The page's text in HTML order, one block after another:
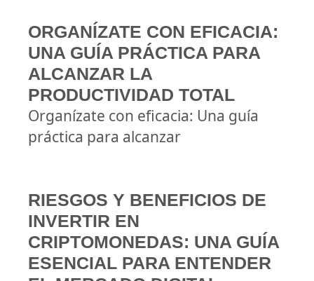
ORGANÍZATE CON EFICACIA:
UNA GUÍA PRÁCTICA PARA
ALCANZAR LA
PRODUCTIVIDAD TOTAL
Organízate con eficacia: Una guía
práctica para alcanzar
RIESGOS Y BENEFICIOS DE
INVERTIR EN
CRIPTOMONEDAS: UNA GUÍA
ESENCIAL PARA ENTENDER